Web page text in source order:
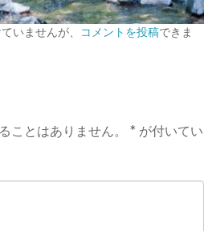
いませんが、 コメントを投稿できま
ことはありません。 * が付いてい